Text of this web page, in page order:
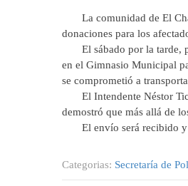
La comunidad de El
donaciones para los
El sábado por la tarde,
en el Gimnasio Municipal
se comprometió a
El Intendente Néstor Ticó
demostró que más allá de
El envío será recibido y
Categorias: Secretaría de